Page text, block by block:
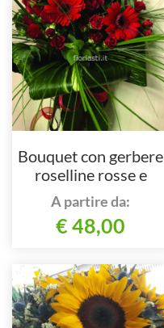
Bouquet con gerbere
roselline rosse e
iperico
A partire da:
€ 48,00